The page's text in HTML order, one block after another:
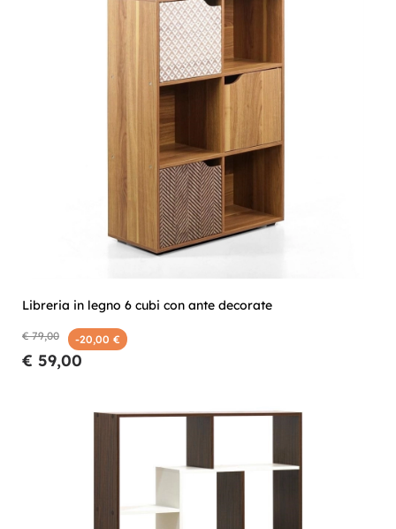
Libreria in legno 6 cubi con ante decorate
€ 79,00 -20,00 €
€ 59,00